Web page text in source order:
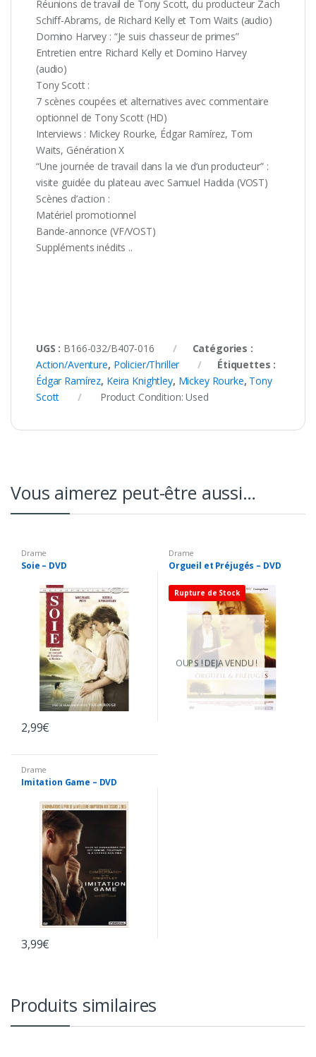
Réunions de travail de Tony Scott, du producteur Zach
Schiff-Abrams, de Richard Kelly et Tom Waits (audio)
Domino Harvey : “Je suis chasseur de primes”
Entretien entre Richard Kelly et Domino Harvey
(audio)
Tony Scott :
7 scènes coupées et alternatives avec commentaire
optionnel de Tony Scott (HD)
Interviews : Mickey Rourke, Édgar Ramírez, Tom
Waits, Génération X
“Une journée de travail dans la vie d’un producteur” :
visite guidée du plateau avec Samuel Hadida (VOST)
Scènes d’action :
Matériel promotionnel
Bande-annonce (VF/VOST)
Suppléments inédits ..
UGS : B166-032/B407-016
Catégories :
Action/Aventure, Policier/Thriller
Étiquettes :
Édgar Ramírez, Keira Knightley, Mickey Rourke, Tony
Scott
Product Condition:Used
Vous aimerez peut-être aussi…
Drame
Soie – DVD
2,99€
Drame
Orgueil et Préjugés – DVD
Rupture de Stock
OUPS ! DEJA VENDU !
Drame
Imitation Game – DVD
3,99€
Produits similaires